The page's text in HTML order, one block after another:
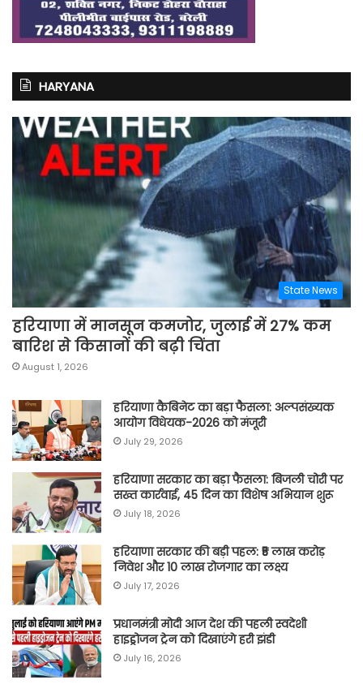
HARYANA
State News
हरियाणा में मानसून कमजोर, जुलाई में 27% कम
बारिश से किसानों की बढ़ी चिंता
August 1, 2026
हरियाणा कैबिनेट का बड़ा फैसला: अल्पसंख्यक
आयोग विधेयक-2026 को मंजूरी
July 29, 2026
हरियाणा सरकार का बड़ा फैसला: बिजली चोरी पर
सख्त कार्रवाई, 45 दिन का विशेष अभियान शुरू
July 18, 2026
हरियाणा सरकार की बड़ी पहल: ₹5 लाख करोड़
निवेश और 10 लाख रोजगार का लक्ष्य
July 17, 2026
प्रधानमंत्री मोदी आज देश की पहली स्वदेशी
हाइड्रोजन ट्रेन को दिखाएंगे हरी झंडी
July 16, 2026